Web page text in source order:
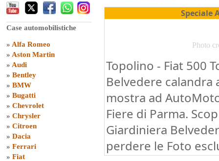
Case automobilistiche
» Alfa Romeo
» Aston Martin
» Audi
» Bentley
» BMW
» Bugatti
» Chevrolet
» Chrysler
» Citroen
» Dacia
» Ferrari
» Fiat
Speciale
Photo
Topolino - Fiat 500
Belvedere calandra
mostra ad
Fiere di Parma.
Giardiniera
perdere le Foto